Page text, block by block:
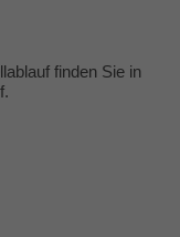
finden Sie in
.